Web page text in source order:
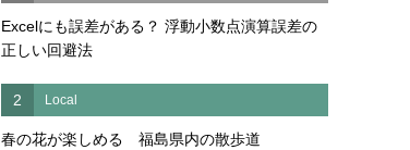
Excelにも誤差がある？ 浮動小数点演算誤差の
正しい回避法
2 Local
春の花が楽しめる 福島県内の散歩道